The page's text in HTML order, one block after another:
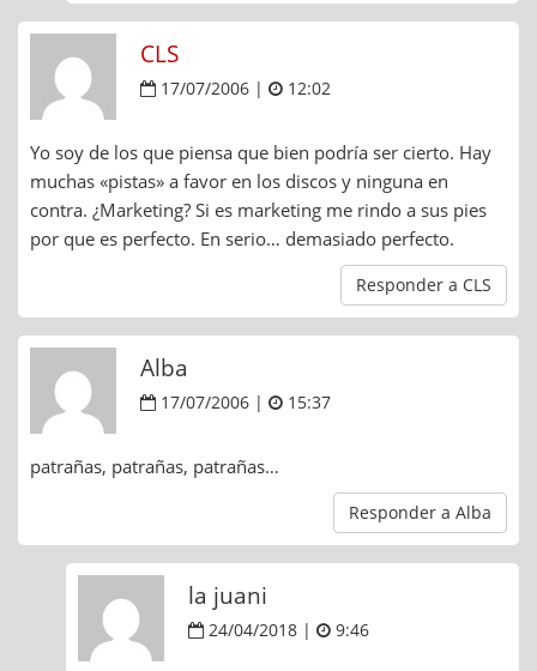
CLS
17/07/2006 | 12:02
Yo soy de los que piensa que bien podría ser cierto. Hay
muchas «pistas» a favor en los discos y ninguna en
contra. ¿Marketing? Si es marketing me rindo a sus pies
por que es perfecto. En serio… demasiado perfecto.
Responder a CLS
Alba
17/07/2006 | 15:37
patrañas, patrañas, patrañas…
Responder a Alba
la juani
24/04/2018 | 9:46